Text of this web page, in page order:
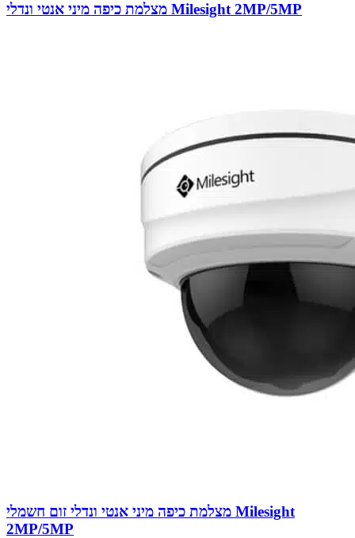
מצלמת כיפה מיני אנטי ונדלי Milesight 2MP/5MP
מצלמת כיפה מיני אנטי ונדלי זום חשמלי Milesight
2MP/5MP